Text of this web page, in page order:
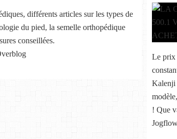
différents articles sur les types de
du pied, la semelle orthopédique
conseillées.
Le prix
Kalenji
! Que